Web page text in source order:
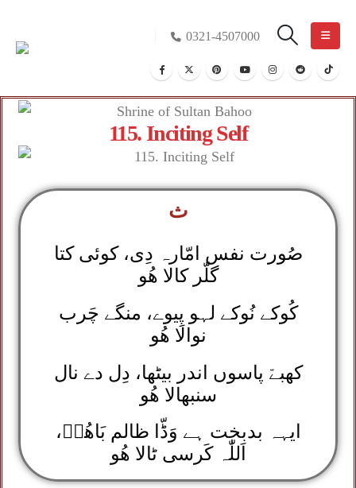
0321-4507000
115. Inciting Self
صُورت نفس امّارہ دِی، کوئی کتا
گلّر کالا ھُو
کُوکے نُوکے لہو پِیوے، منگے چَرب
نوالا ھُو
کھبےّ پاسوں اندر بیٹھا، دِل دے نال
سنبھالا ھُو
ایہہ بدبخت ہے وَڈّا ظالم بَاھُوؒ،
اَللّٰہ کَرسی ٹالا ھُو
ث